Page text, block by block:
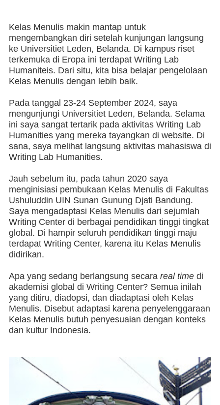
Kelas Menulis makin mantap untuk
mengembangkan diri setelah kunjungan langsung
ke Universitiet Leden, Belanda. Di kampus riset
terkemuka di Eropa ini terdapat Writing Lab
Humaniteis. Dari situ, kita bisa belajar pengelolaan
Kelas Menulis dengan lebih baik.
Pada tanggal 23-24 September 2024, saya
mengunjungi Universitiet Leden, Belanda. Selama
ini saya sangat tertarik pada aktivitas Writing Lab
Humanities yang mereka tayangkan di website. Di
sana, saya melihat langsung aktivitas mahasiswa di
Writing Lab Humanities.
Jauh sebelum itu, pada tahun 2020 saya
menginisiasi pembukaan Kelas Menulis di Fakultas
Ushuluddin UIN Sunan Gunung Djati Bandung.
Saya mengadaptasi Kelas Menulis dari sejumlah
Writing Center di berbagai pendidikan tinggi tingkat
global. Di hampir seluruh pendidikan tinggi maju
terdapat Writing Center, karena itu Kelas Menulis
didirikan.
Apa yang sedang berlangsung secara real time di
akademisi global di Writing Center? Semua inilah
yang ditiru, diadopsi, dan diadaptasi oleh Kelas
Menulis. Disebut adaptasi karena penyelenggaraan
Kelas Menulis butuh penyesuaian dengan konteks
dan kultur Indonesia.